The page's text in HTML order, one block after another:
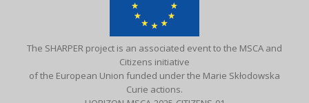
The SHARPER project is an associated event to the MSCA and
Citizens initiative
of the European Union funded under the Marie Skłodowska
Curie actions.